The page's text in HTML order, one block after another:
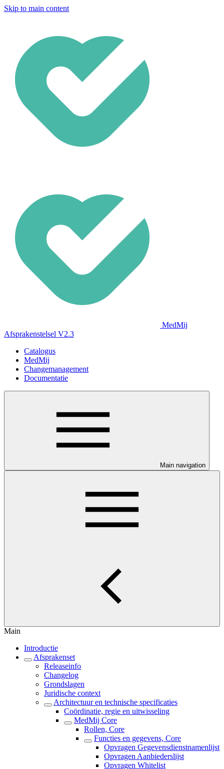
Skip to main content
MedMij
Afsprakenstelsel V2.3
Catalogus
MedMij
Changemanagement
Documentatie
Main navigation
Main
Introductie
Afsprakenset
Releaseinfo
Changelog
Grondslagen
Juridische context
Architectuur en technische specificaties
Coördinatie, regie en uitwisseling
MedMij Core
Rollen, Core
Functies en gegevens, Core
Opvragen Gegevensdienstnamenlijst
Opvragen Aanbiederslijst
Opvragen Whitelist